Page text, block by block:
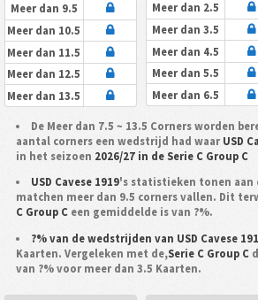
Meer dan 9.5
Meer dan 10.5
Meer dan 11.5
Meer dan 12.5
Meer dan 13.5
Meer dan 2.5
Meer dan 3.5
Meer dan 4.5
Meer dan 5.5
Meer dan 6.5
De Meer dan 7.5 ~ 13.5 Corners worden
aantal corners een wedstrijd had waar USD
in het seizoen 2026/27 in de Serie C Group C
USD Cavese 1919's statistieken tonen aan
matchen meer dan 9.5 corners vallen. Dit
C Group Ceen gemiddelde is van ?%.
?% van de wedstrijden van USD Cavese
Kaarten. Vergeleken met de,Serie C Group C
van ?% voor meer dan 3.5 Kaarten.